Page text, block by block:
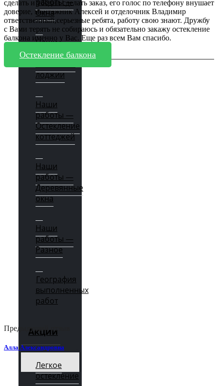
Окна
Наши
работы —
лоджии
Наши
работы —
Остекление
коттеджей
Наши
работы —
Деревянные
окна
Наши
работы —
Разное
География
выполненных
работ
Акции
Легкое
остекление
сделать и убедил сделать заказ, его голос по телефону внушает
доверие, монтажник Алексей и отделочник Владимир
ответственный,серьезные ребята, работу свою знают. Дружбу
с Вами терять не собираюсь и обязательно закажу остекление
балкона именно у Вас. Еще раз всем Вам спасибо.
Остекление балкона
Предыдущий отзыв
Алла Александровна